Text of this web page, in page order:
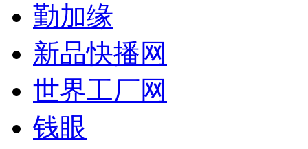
勤加缘
新品快播网
世界工厂网
钱眼